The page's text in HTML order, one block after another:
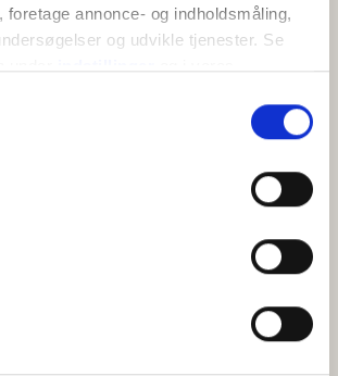
foretage annonce- og indholdsmåling,
og udvikle tjenester. Se
indstillinger fra vores
eller ved at trykke på "Privacy
præcise oplysninger om din placering,
din enhed baseret på en scanning af
(fingerprinting)